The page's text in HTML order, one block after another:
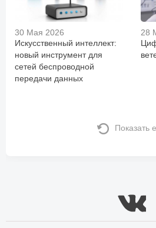
30 Мая 2026
Искусственный интеллект:
новый инструмент для
сетей беспроводной
передачи данных
28
Показать